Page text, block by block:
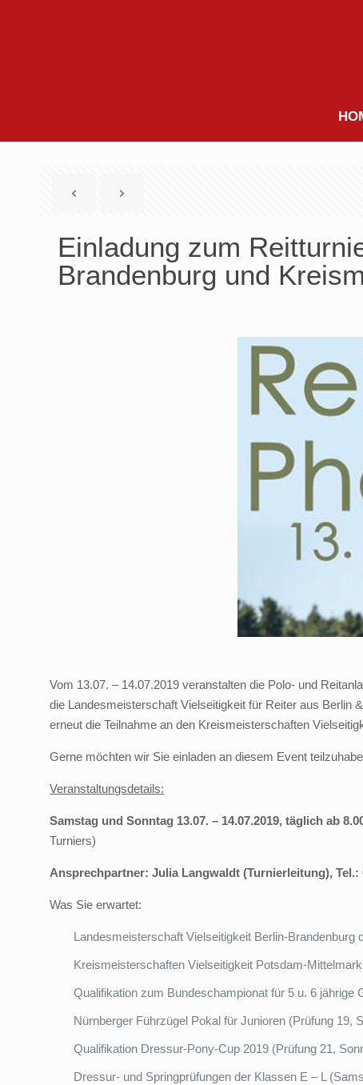
Einladung zum
Brandenburg und
Vom 13.07. – 14.07.2019 veranstalten die Polo- und
die Landesmeisterschaft Vielseitigkeit für Reiter aus Berlin
erneut die Teilnahme an den Kreismeisterschaften
Gerne möchten wir Sie einladen an diesem Event
Veranstaltungsdetails:
Samstag und Sonntag 13.07. – 14.07.2019, täglich ab
Turniers)
Ansprechpartner: Julia Langwaldt (Turnierleitung), Tel.:
Was Sie erwartet:
Landesmeisterschaft Vielseitigkeit Berlin-Brandenburg
Kreismeisterschaften Vielseitigkeit Potsdam-
Qualifikation zum Bundeschampionat für 5 u. 6 jährige
Nürnberger Führzügel Pokal für Junioren (Prüfung 19,
Qualifikation Dressur-Pony-Cup 2019 (Prüfung 21,
Dressur- und Springprüfungen der Klassen E – L